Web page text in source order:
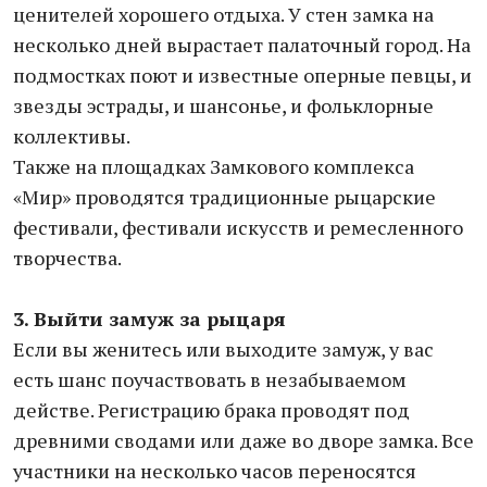
ценителей хорошего отдыха. У стен замка на
несколько дней вырастает палаточный город. На
подмостках поют и известные оперные певцы, и
звезды эстрады, и шансонье, и фольклорные
коллективы.
Также на площадках Замкового комплекса
«Мир» проводятся традиционные рыцарские
фестивали, фестивали искусств и ремесленного
творчества.
3. Выйти замуж за рыцаря
Если вы женитесь или выходите замуж, у вас
есть шанс поучаствовать в незабываемом
действе. Регистрацию брака проводят под
древними сводами или даже во дворе замка. Все
участники на несколько часов переносятся